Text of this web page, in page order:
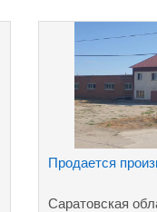
Продается
Саратовская